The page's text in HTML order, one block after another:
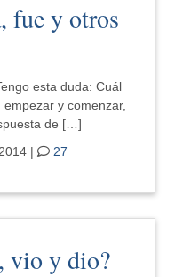
fue y otros
esta duda: Cuál
y comenzar,
de […]
|
27
vio y dio?